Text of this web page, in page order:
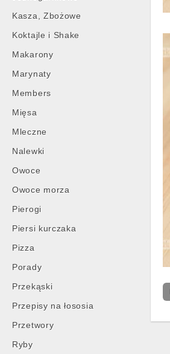
Kasza, Zbożowe
Koktajle i Shake
Makarony
Marynaty
Members
Mięsa
Mleczne
Nalewki
Owoce
Owoce morza
Pierogi
Piersi kurczaka
Pizza
Porady
Przekąski
Przepisy na łososia
Przetwory
Ryby